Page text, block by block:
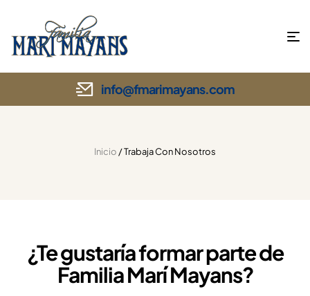
info@fmarimayans.com
Inicio / Trabaja Con Nosotros
¿Te gustaría formar parte de
Familia Marí Mayans?